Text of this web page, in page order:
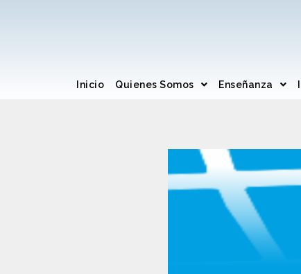
Inicio Quienes Somos Enseñanza